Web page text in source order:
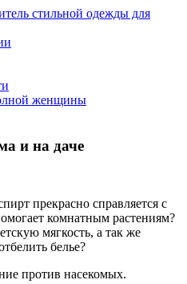
стильной одежды для
женщины
и на даче
прекрасно справляется с
комнатным растениям?
мягкость, а так же
белье?
против насекомых.